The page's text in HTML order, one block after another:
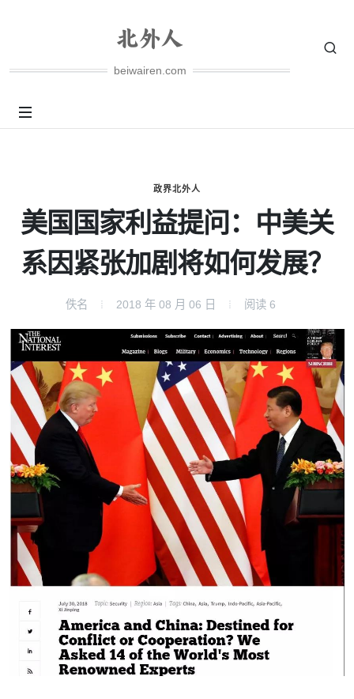
beiwairen.com
政界北外人
美国国家利益提问：中美关
系因紧张加剧将如何发展？
佚名 2018 年 08 月 06 日 阅读 6